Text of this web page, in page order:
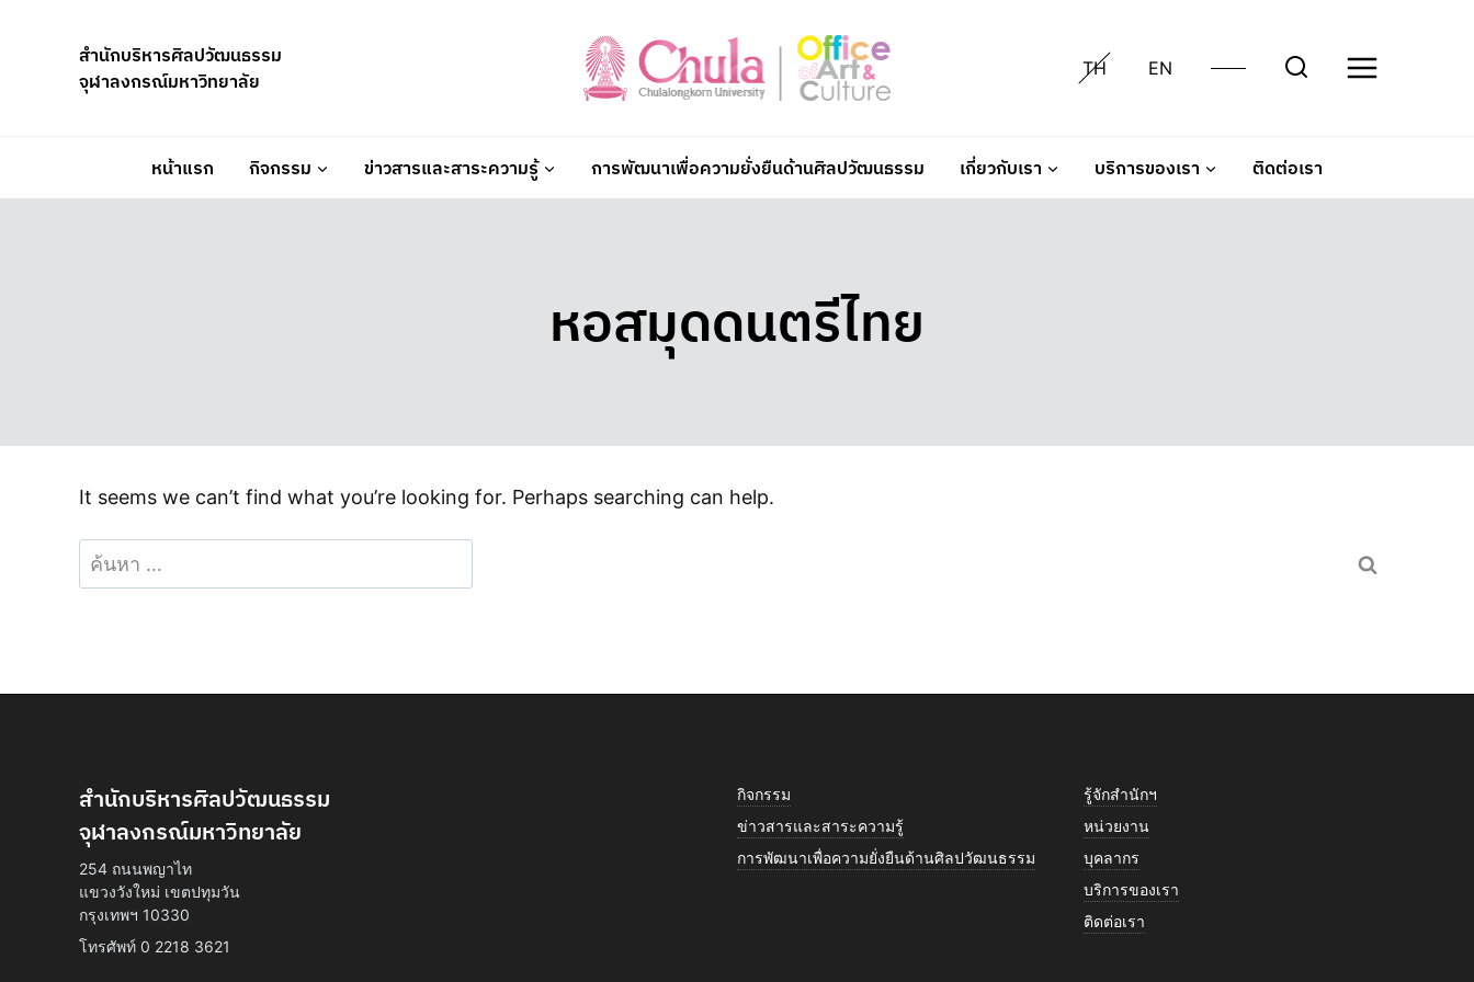
สำนักบริหารศิลปวัฒนธรรม
จุฬาลงกรณ์มหาวิทยาลัย
TH EN
หน้าแรก กิจกรรม ข่าวสารและสาระความรู้ การพัฒนาเพื่อความยั่งยืนด้านศิลปวัฒนธรรม เกี่ยวกับเรา บริการของเรา ติดต่อเรา
หอสมุดดนตรีไทย
It seems we can’t find what you’re looking for. Perhaps searching can help.
ค้นหา
สำหรับ:
สำนักบริหารศิลปวัฒนธรรม
จุฬาลงกรณ์มหาวิทยาลัย
254 ถนนพญาไท
แขวงวังใหม่ เขตปทุมวัน
กรุงเทพฯ 10330
โทรศัพท์ 0 2218 3621
กิจกรรม
ข่าวสารและสาระความรู้
การพัฒนาเพื่อความยั่งยืนด้านศิลปวัฒนธรรม
รู้จักสำนักฯ
หน่วยงาน
บุคลากร
บริการของเรา
ติดต่อเรา